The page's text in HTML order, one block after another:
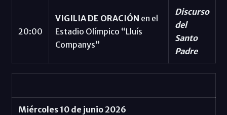
20:00
VIGILIA DE ORACIÓN en el
Estadio Olímpico “Lluís
Companys”
Discurso
del
Santo
Padre
Miércoles 10 de junio 2026